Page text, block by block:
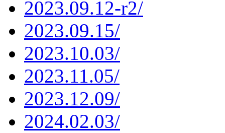
2023.09.12-r2/
2023.09.15/
2023.10.03/
2023.11.05/
2023.12.09/
2024.02.03/